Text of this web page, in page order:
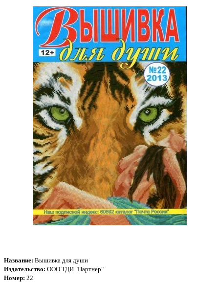
Название: Вышивка для души
Издательство: ООО ТДИ "Партнер"
Номер: 22